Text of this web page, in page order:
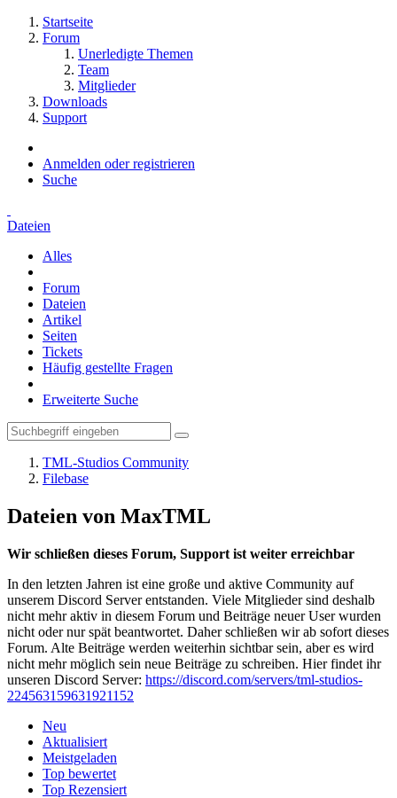
Startseite
Forum
Unerledigte Themen
Team
Mitglieder
Downloads
Support
Anmelden oder registrieren
Suche
Dateien
Alles
Forum
Dateien
Artikel
Seiten
Tickets
Häufig gestellte Fragen
Erweiterte Suche
TML-Studios Community
Filebase
Dateien von MaxTML
Wir schließen dieses Forum, Support ist weiter erreichbar
In den letzten Jahren ist eine große und aktive Community auf
unserem Discord Server entstanden. Viele Mitglieder sind deshalb
nicht mehr aktiv in diesem Forum und Beiträge neuer User wurden
nicht oder nur spät beantwortet. Daher schließen wir ab sofort dieses
Forum. Alte Beiträge werden weiterhin sichtbar sein, aber es wird
nicht mehr möglich sein neue Beiträge zu schreiben. Hier findet ihr
unseren Discord Server: https://discord.com/servers/tml-studios-
224563159631921152
Neu
Aktualisiert
Meistgeladen
Top bewertet
Top Rezensiert